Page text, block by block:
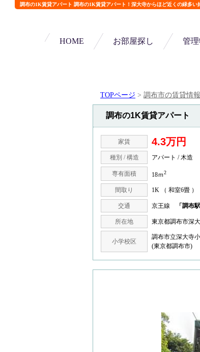
調布の1K賃貸アパート 調布の1K賃貸アパート！深大寺からほど近くの緑
HOME お部屋探し 管
TOPページ > 調布市の賃貸情
調布の1K賃貸アパート
家賃 4.3万円
種別 / 構造 アパート / 木造
専有面積 18ｍ2
間取り 1K （ 和室6畳 ）
交通 京王線 「調布駅
所在地 東京都調布市深
小学校区
調布市立深大寺
(東京都調布市)